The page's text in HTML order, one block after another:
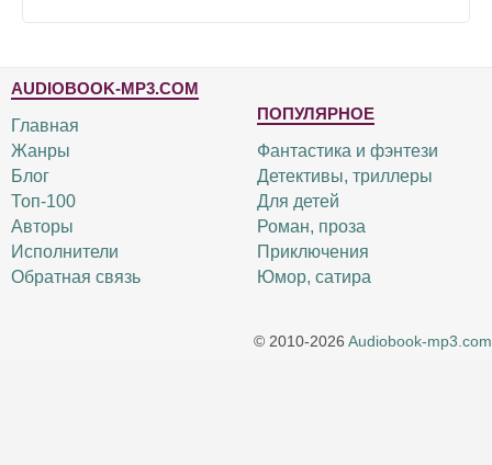
AUDIOBOOK-MP3.COM
Главная
Жанры
Блог
Топ-100
Авторы
Исполнители
Обратная связь
ПОПУЛЯРНОЕ
Фантастика и фэнтези
Детективы, триллеры
Для детей
Роман, проза
Приключения
Юмор, сатира
© 2010-2026 Audiobook-mp3.com